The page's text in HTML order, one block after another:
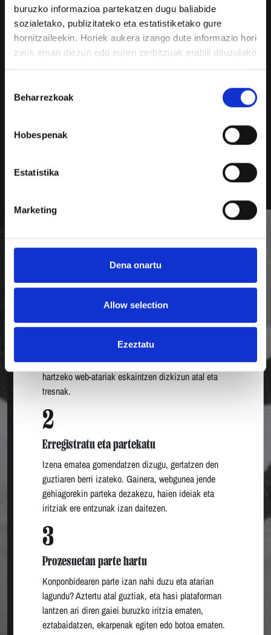
buruzko informazioa partekatzen dugu baliabide
sozialetako, publizitateko eta estatistiketako gure
hornitzaileekin. Horiek aukera izango dute informazio hori
zeuk eman diezun edo euren zerbitzuak erabili dituzulako
eskuratu duten bestelako informazio batekin uztartzeko.
hautatzea
Beharrezkoak
Hobespenak
Estatistika
Marketing
Dena onartu
Allow selection
Ezeztatu
Azken berriak
Osasun mentala elkarrekin
gazteriak
Nola har dezaket parte?
1
Ezagutu webgunea
Ezagutu prozesuetan parte hartzeko eta erabakiak
hartzeko web-atariak eskaintzen dizkizun atal eta
tresnak.
2
Erregistratu eta partekatu
Izena ematea gomendatzen dizugu, gertatzen den
guztiaren berri izateko. Gainera, webgunea jende
gehiagorekin parteka dezakezu, haien ideiak eta
iritziak ere entzunak izan daitezen.
3
Prozesuetan parte hartu
Konponbidearen parte izan nahi duzu eta atarian
lagundu? Aztertu atal guztiak, eta hasi plataforman
lantzen ari diren gaiei buruzko iritzia ematen,
eztabaidatzen, ekarpenak egiten edo botoa ematen.